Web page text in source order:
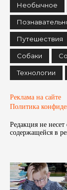
Необычное
Путешествия
Собаки
Технологии
Реклама на сайте
Политика
Редакция не несет
содержащейся в